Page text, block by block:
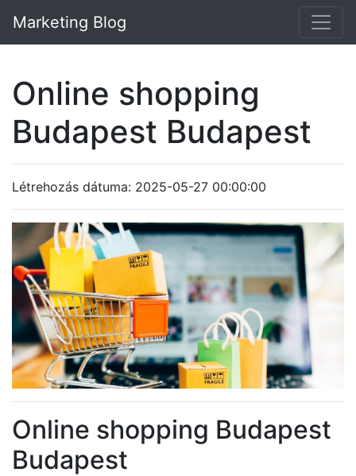
Marketing Blog
Online shopping
Budapest Budapest
Létrehozás dátuma: 2025-05-27 00:00:00
Online shopping Budapest
Budapest